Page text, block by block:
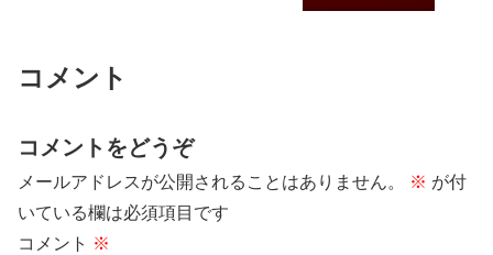
コメント
コメントをどうぞ
メールアドレスが公開されることはありません。 ※ が付
いている欄は必須項目です
コメント ※